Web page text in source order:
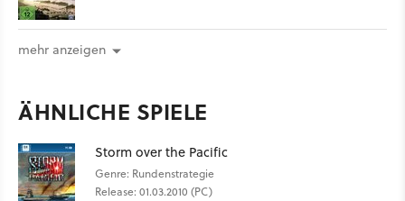
mehr anzeigen
ÄHNLICHE SPIELE
Storm over the Pacific
Genre: Rundenstrategie
Release: 01.03.2010 (PC)